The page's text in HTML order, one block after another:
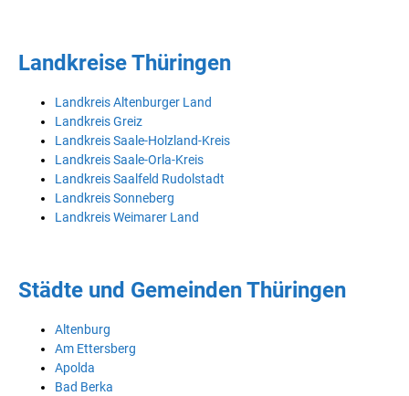
Landkreise Thüringen
Landkreis Altenburger Land
Landkreis Greiz
Landkreis Saale-Holzland-Kreis
Landkreis Saale-Orla-Kreis
Landkreis Saalfeld Rudolstadt
Landkreis Sonneberg
Landkreis Weimarer Land
Städte und Gemeinden Thüringen
Altenburg
Am Ettersberg
Apolda
Bad Berka